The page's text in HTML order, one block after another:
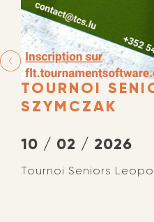
TOURNOI
SZYMCZAK
10 / 02 / 2026
Tournoi Seniors